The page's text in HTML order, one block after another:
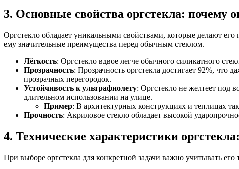
3. Основные свойства оргстекла: почему
Оргстекло обладает уникальными свойствами, которые делают
ему значительные преимущества перед обычным стеклом.
Лёгкость: Оргстекло вдвое легче обычного силикатного
Прозрачность: Прозрачность оргстекла достигает 92%, что
прозрачных перегородок.
Устойчивость к ультрафиолету: Оргстекло не желтеет под
длительном использовании на улице.
Пример: В архитектурных конструкциях и теплицах
Прочность: Акриловое стекло обладает высокой
4. Технические характеристики
При выборе оргстекла для конкретной задачи важно учитывать